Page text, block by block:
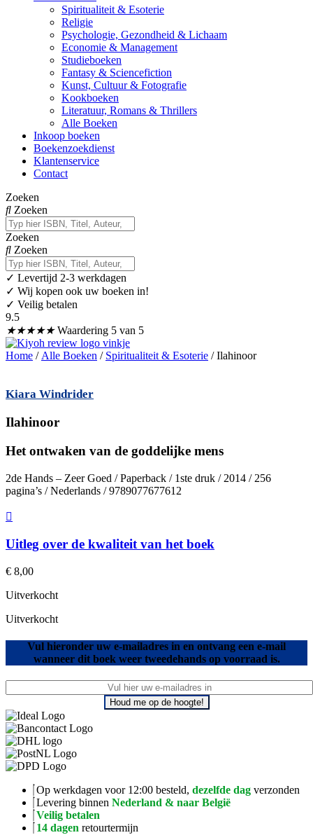
Spiritualiteit & Esoterie
Religie
Psychologie, Gezondheid & Lichaam
Economie & Management
Studieboeken
Fantasy & Sciencefiction
Kunst, Cultuur & Fotografie
Kookboeken
Literatuur, Romans & Thrillers
Alle Boeken
Inkoop boeken
Boekenzoekdienst
Klantenservice
Contact
Zoeken
Zoeken
Zoeken
Zoeken
✓ Levertijd 2-3 werkdagen
✓ Wij kopen ook uw boeken in!
✓ Veilig betalen
9.5
★★★★★ Waardering 5 van 5
Home / Alle Boeken / Spiritualiteit & Esoterie / Ilahinoor
Kiara Windrider
Ilahinoor
Het ontwaken van de goddelijke mens
2de Hands – Zeer Goed / Paperback / 1ste druk / 2014 / 256
pagina’s / Nederlands / 9789077677612
Uitleg over de kwaliteit van het boek
€ 8,00
Uitverkocht
Uitverkocht
Vul hieronder uw e-mailadres in en ontvang een e-mail
wanneer dit boek weer tweedehands op voorraad is.
Houd me op de hoogte!
Op werkdagen voor 12:00 besteld, dezelfde dag verzonden
Levering binnen Nederland & naar België
Veilig betalen
14 dagen retourtermijn